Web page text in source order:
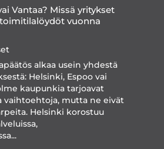
Vantaa? Missä yritykset
vuonna
alkaa usein yhdestä
Helsinki, Espoo vai
kaupunkia tarjoavat
vaihtoehtoja, mutta ne eivät
Helsinki korostuu